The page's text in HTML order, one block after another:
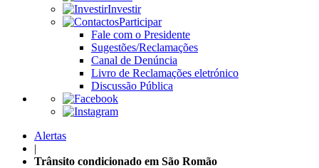
Investir
Participar
Fale com o Presidente
Sugestões/Reclamações
Canal de Denúncia
Livro de Reclamações eletrónico
Discussão Pública
Alertas
|
Trânsito condicionado em São Romão